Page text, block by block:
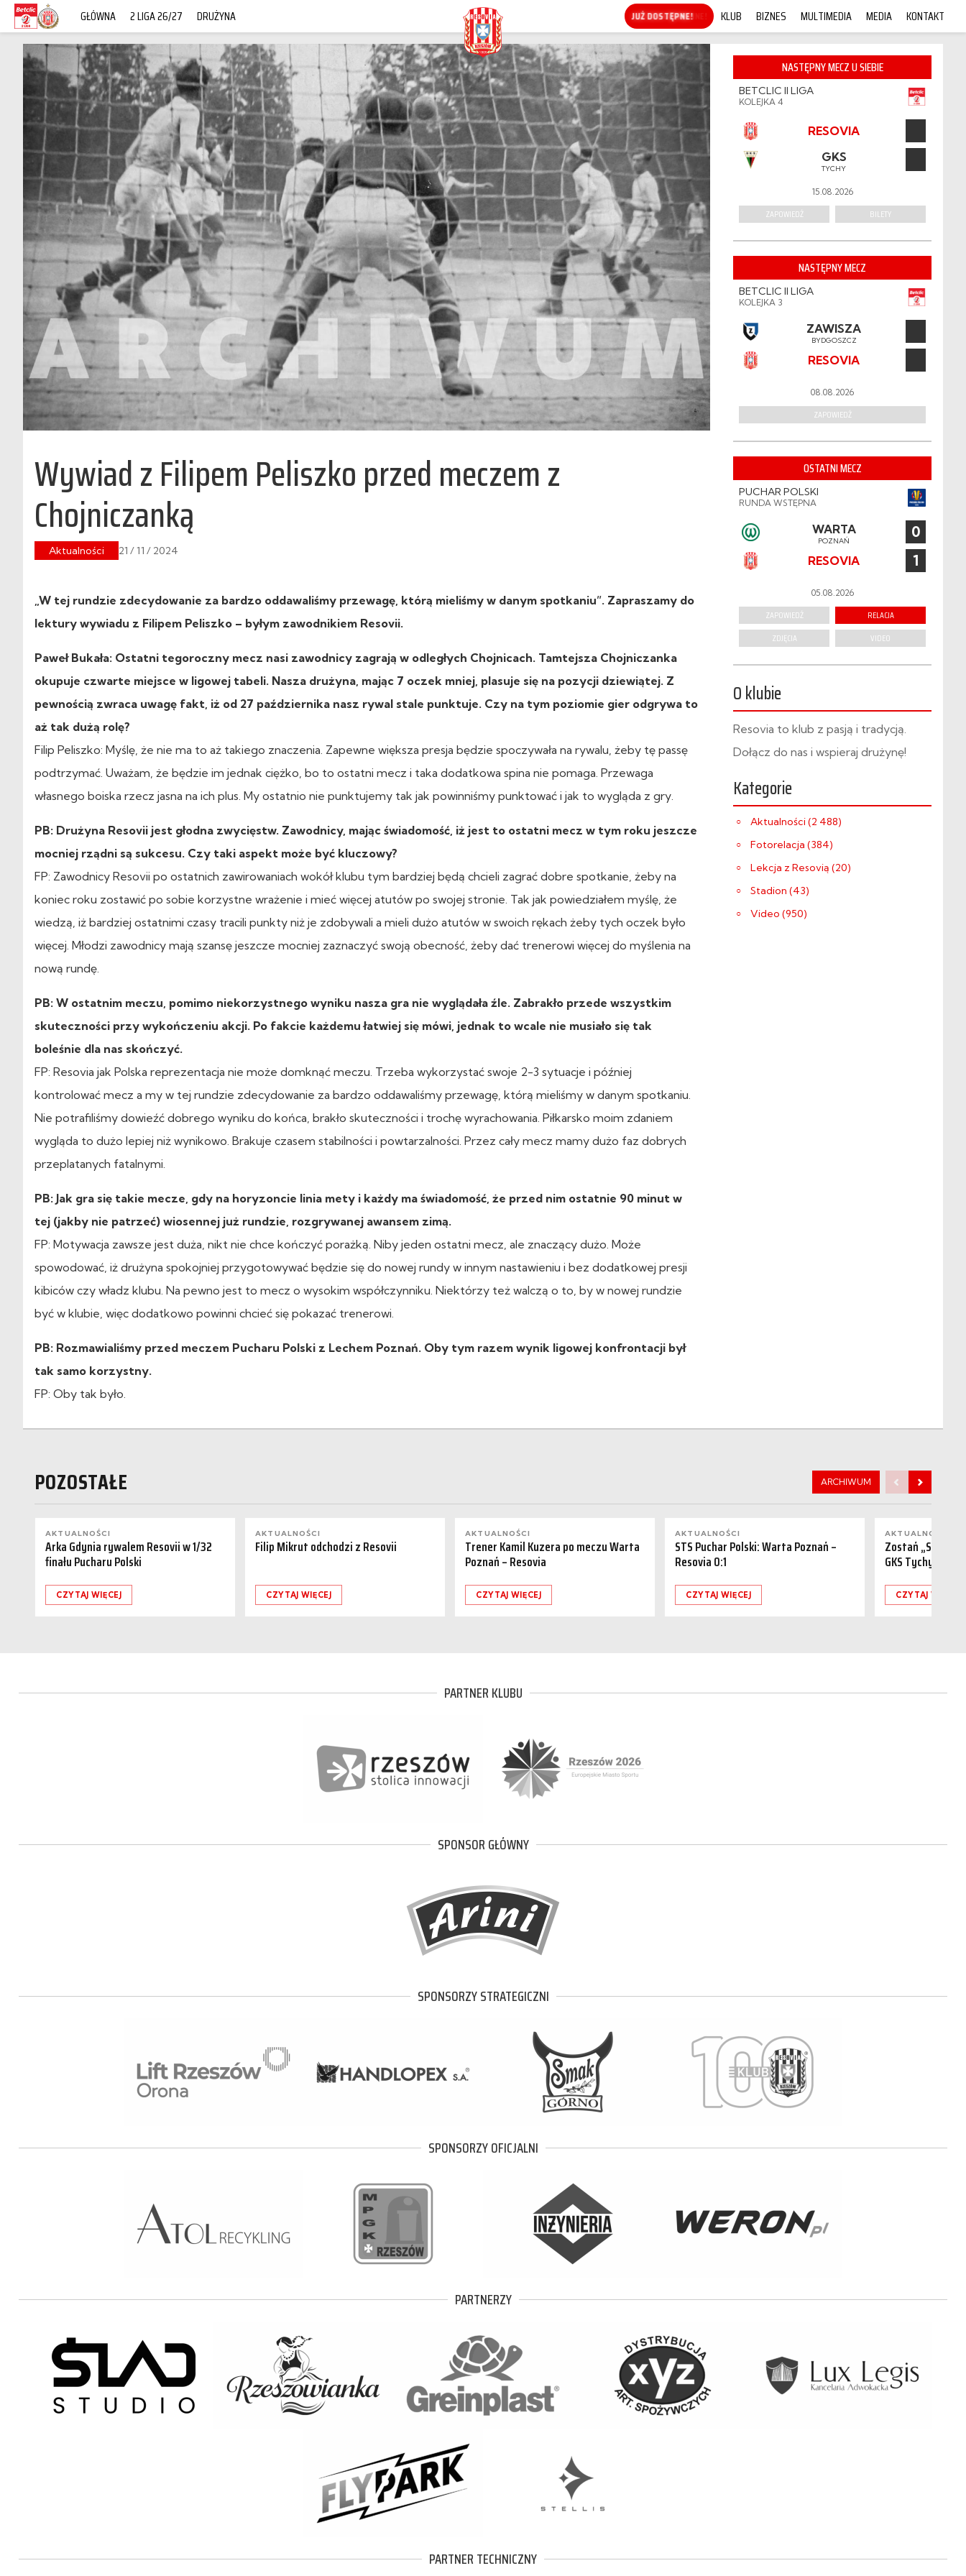
GŁÓWNA 2 LIGA 26/27 DRUŻYNA KUP ONLINE! KLUB BIZNES MULTIMEDIA MEDIA KONTAKT
Wywiad z Filipem Peliszko przed meczem z
Chojniczanką
Aktualności 21 / 11 / 2024
„W tej rundzie zdecydowanie za bardzo oddawaliśmy przewagę, którą mieliśmy w danym spotkaniu”. Zapraszamy do
lektury wywiadu z Filipem Peliszko – byłym zawodnikiem Resovii.
Paweł Bukała: Ostatni tegoroczny mecz nasi zawodnicy zagrają w odległych Chojnicach. Tamtejsza Chojniczanka
okupuje czwarte miejsce w ligowej tabeli. Nasza drużyna, mając 7 oczek mniej, plasuje się na pozycji dziewiątej. Z
pewnością zwraca uwagę fakt, iż od 27 października nasz rywal stale punktuje. Czy na tym poziomie gier odgrywa to
aż tak dużą rolę?
Filip Peliszko: Myślę, że nie ma to aż takiego znaczenia. Zapewne większa presja będzie spoczywała na rywalu, żeby tę passę
podtrzymać. Uważam, że będzie im jednak ciężko, bo to ostatni mecz i taka dodatkowa spina nie pomaga. Przewaga
własnego boiska rzecz jasna na ich plus. My ostatnio nie punktujemy tak jak powinniśmy punktować i jak to wygląda z gry.
PB: Drużyna Resovii jest głodna zwycięstw. Zawodnicy, mając świadomość, iż jest to ostatni mecz w tym roku jeszcze
mocniej rządni są sukcesu. Czy taki aspekt może być kluczowy?
FP: Zawodnicy Resovii po ostatnich zawirowaniach wokół klubu tym bardziej będą chcieli zagrać dobre spotkanie, żeby na
koniec roku zostawić po sobie korzystne wrażenie i mieć więcej atutów po swojej stronie. Tak jak powiedziałem myślę, że
wiedzą, iż bardziej ostatnimi czasy tracili punkty niż je zdobywali a mieli dużo atutów w swoich rękach żeby tych oczek było
więcej. Młodzi zawodnicy mają szansę jeszcze mocniej zaznaczyć swoją obecność, żeby dać trenerowi więcej do myślenia na
nową rundę.
PB: W ostatnim meczu, pomimo niekorzystnego wyniku nasza gra nie wyglądała źle. Zabrakło przede wszystkim
skuteczności przy wykończeniu akcji. Po fakcie każdemu łatwiej się mówi, jednak to wcale nie musiało się tak
boleśnie dla nas skończyć.
FP: Resovia jak Polska reprezentacja nie może domknąć meczu. Trzeba wykorzystać swoje 2-3 sytuacje i później
kontrolować mecz a my w tej rundzie zdecydowanie za bardzo oddawaliśmy przewagę, którą mieliśmy w danym spotkaniu.
Nie potrafiliśmy dowieźć dobrego wyniku do końca, brakło skuteczności i trochę wyrachowania. Piłkarsko moim zdaniem
wygląda to dużo lepiej niż wynikowo. Brakuje czasem stabilności i powtarzalności. Przez cały mecz mamy dużo faz dobrych
przeplatanych fatalnymi.
PB: Jak gra się takie mecze, gdy na horyzoncie linia mety i każdy ma świadomość, że przed nim ostatnie 90 minut w
tej (jakby nie patrzeć) wiosennej już rundzie, rozgrywanej awansem zimą.
FP: Motywacja zawsze jest duża, nikt nie chce kończyć porażką. Niby jeden ostatni mecz, ale znaczący dużo. Może
spowodować, iż drużyna spokojniej przygotowywać będzie się do nowej rundy w innym nastawieniu i bez dodatkowej presji
kibiców czy władz klubu. Na pewno jest to mecz o wysokim współczynniku. Niektórzy też walczą o to, by w nowej rundzie
być w klubie, więc dodatkowo powinni chcieć się pokazać trenerowi.
PB: Rozmawialiśmy przed meczem Pucharu Polski z Lechem Poznań. Oby tym razem wynik ligowej konfrontacji był
tak samo korzystny.
FP: Oby tak było.
NASTĘPNY MECZ U SIEBIE
BETCLIC II LIGA
KOLEJKA 4
RESOVIA
GKS
TYCHY
15.08.2026
ZAPOWIEDŹ BILETY
NASTĘPNY MECZ
BETCLIC II LIGA
KOLEJKA 3
ZAWISZA
BYDGOSZCZ
RESOVIA
08.08.2026
ZAPOWIEDŹ
OSTATNI MECZ
PUCHAR POLSKI
RUNDA WSTĘPNA
WARTA
POZNAŃ 0
RESOVIA 1
05.08.2026
ZAPOWIEDŹ
RELACJA
ZDJĘCIA
VIDEO
O klubie
Resovia to klub z pasją i tradycją.
Dołącz do nas i wspieraj drużynę!
Kategorie
Aktualności (2 488)
Fotorelacja (384)
Lekcja z Resovią (20)
Stadion (43)
Video (950)
POZOSTAŁE ARCHIWUM
AKTUALNOŚCI
Arka Gdynia rywalem Resovii w 1/32
finału Pucharu Polski
CZYTAJ WIĘCEJ
AKTUALNOŚCI
Filip Mikrut odchodzi z Resovii
CZYTAJ WIĘCEJ
AKTUALNOŚCI
Trener Kamil Kuzera po meczu Warta
Poznań – Resovia
CZYTAJ WIĘCEJ
AKTUALNOŚCI
STS Puchar Polski: Warta Poznań –
Resovia 0:1
CZYTAJ WIĘCEJ
AKTUALNOŚCI
Zostań
GKS Tychy
CZYTAJ WIĘCEJ
PARTNER KLUBU
SPONSOR GŁÓWNY
SPONSORZY STRATEGICZNI
SPONSORZY OFICJALNI
PARTNERZY
PARTNER TECHNICZNY